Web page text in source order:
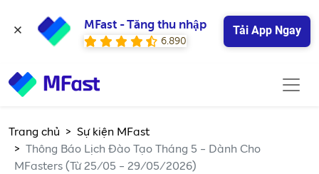
MFast - Tăng thu nhập
6.890
Tải App Ngay
Trang chủ
Sự kiện MFast
Thông Báo Lịch Đào Tạo Tháng 5 - Dành Cho
MFasters (Từ 25/05 - 29/05/2026)